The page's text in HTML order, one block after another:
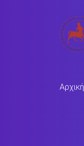
Αρχική